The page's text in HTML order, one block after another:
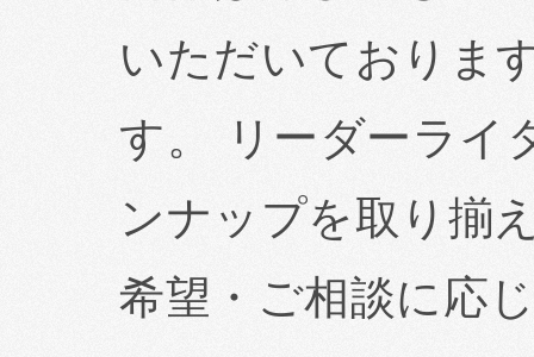
いただいておりま
す。 リーダーライ
ンナップを取り揃
希望・ご相談に応